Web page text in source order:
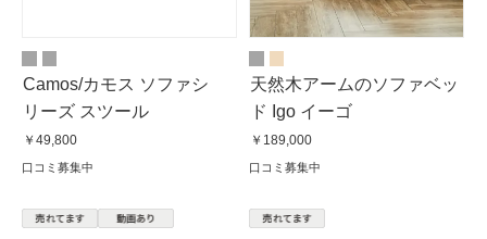
Camos/カモス ソファシ
リーズ スツール
￥49,800
口コミ募集中
天然木アームのソファベッ
ド Igo イーゴ
￥189,000
口コミ募集中